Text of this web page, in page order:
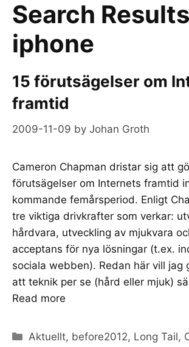
Search
iphone
15 förutsägelser om
framtid
2009-11-09 by Johan Groth
Cameron Chapman dristar sig att
förutsägelser om Internets framtid
kommande femårsperiod. Enligt
tre viktiga drivkrafter som verkar:
hårdvara, utveckling av mjukvara
acceptans för nya lösningar (t.ex.
sociala webben). Redan här vill jag
att teknik per se (hård eller mjuk)
Read more
Categories
Aktuellt, before2012, Long Tail,